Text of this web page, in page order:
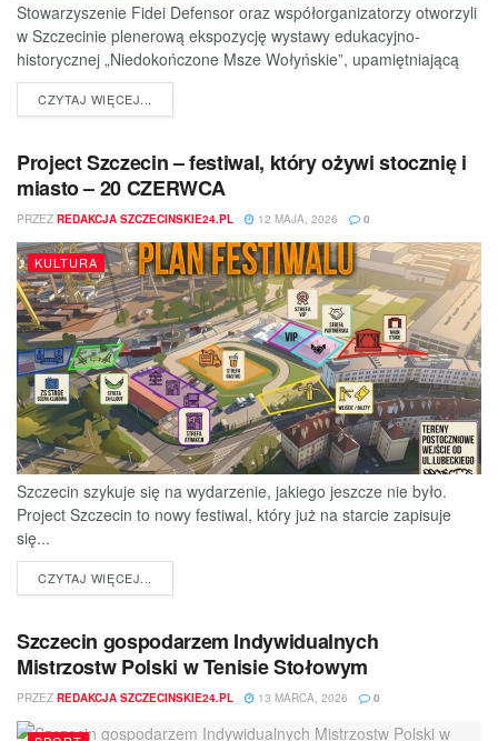
Stowarzyszenie Fidei Defensor oraz współorganizatorzy otworzyli
w Szczecinie plenerową ekspozycję wystawy edukacyjno-
historycznej „Niedokończone Msze Wołyńskie”, upamiętniającą
ofiary jednej z najtragiczniejszych...
CZYTAJ WIĘCEJ...
Project Szczecin – festiwal, który ożywi stocznię i
miasto – 20 CZERWCA
PRZEZ REDAKCJA SZCZECINSKIE24.PL 12 MAJA, 2026 0
KULTURA
Szczecin szykuje się na wydarzenie, jakiego jeszcze nie było.
Project Szczecin to nowy festiwal, który już na starcie zapisuje
się...
CZYTAJ WIĘCEJ...
Szczecin gospodarzem Indywidualnych
Mistrzostw Polski w Tenisie Stołowym
PRZEZ REDAKCJA SZCZECINSKIE24.PL 13 MARCA, 2026 0